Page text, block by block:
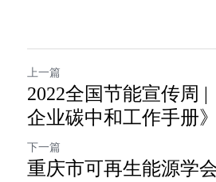
上一篇
2022全国节能宣传周
企业碳中和工作手册
下一篇
重庆市可再生能源学